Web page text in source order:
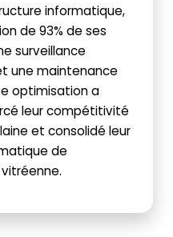
informatique,
de 93% de ses
surveillance
une maintenance
optimisation a
leur compétitivité
et consolidé leur
de
vitréenne.